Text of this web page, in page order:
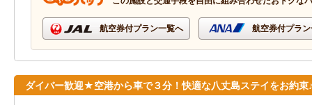
航空券付プラン一覧へ 航空券付プラ
ダイバー歓迎★空港から車で３分！快適な八丈島ステイをお約束